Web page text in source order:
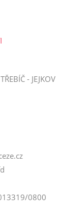
- JEJKOV
0800